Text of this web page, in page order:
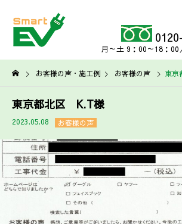
月～土 9：00～18：00
お客様の声・施工例 お客様の声 東
東京都北区 K.T様
2023.05.08 お客様の声